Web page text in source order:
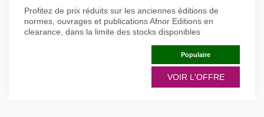
Profitez de prix réduits sur les anciennes éditions de
normes, ouvrages et publications Afnor Editions en
clearance, dans la limite des stocks disponibles
Populaire
VOIR L'OFFRE